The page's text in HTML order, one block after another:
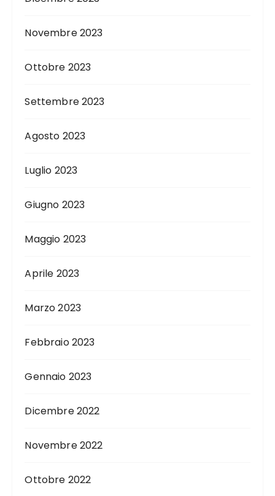
Novembre 2023
Ottobre 2023
Settembre 2023
Agosto 2023
Luglio 2023
Giugno 2023
Maggio 2023
Aprile 2023
Marzo 2023
Febbraio 2023
Gennaio 2023
Dicembre 2022
Novembre 2022
Ottobre 2022